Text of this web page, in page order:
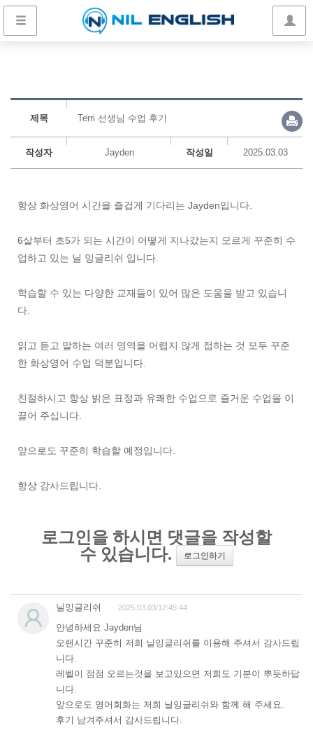
제목 Terri 선생님 수업 후기
작성자 Jayden 작성일 2025.03.03
항상 화상영어 시간을 즐겁게 기다리는 Jayden입니다.
6살부터 초5가 되는 시간이 어떻게 지나갔는지 모르게 꾸준히 수
업하고 있는 닐 잉글리쉬 입니다.
학습할 수 있는 다양한 교재들이 있어 많은 도움을 받고 있습니
다.
읽고 듣고 말하는 여러 영역을 어렵지 않게 접하는 것 모두 꾸준
한 화상영어 수업 덕분입니다.
친절하시고 항상 밝은 표정과 유쾌한 수업으로 즐거운 수업을 이
끌어 주십니다.
앞으로도 꾸준히 학습할 예정입니다.
항상 감사드립니다.